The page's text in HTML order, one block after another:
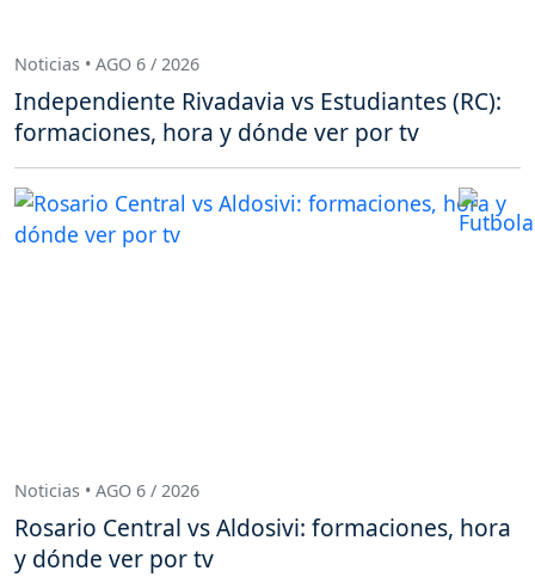
Noticias • AGO 6 / 2026
Independiente Rivadavia vs Estudiantes (RC):
formaciones, hora y dónde ver por tv
Noticias • AGO 6 / 2026
Rosario Central vs Aldosivi: formaciones, hora
y dónde ver por tv